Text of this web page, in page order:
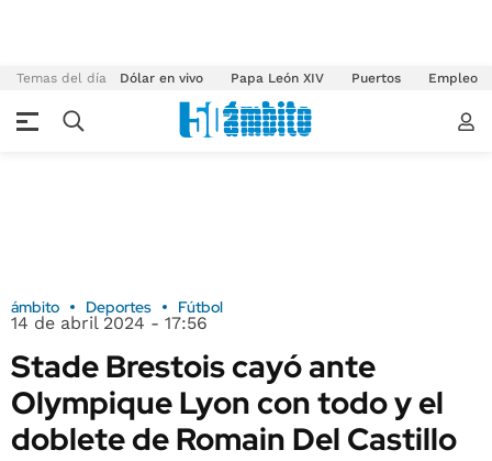
Temas del día Dólar en vivo Papa León XIV Puertos Empleo
ámbito Deportes Fútbol
14 de abril 2024 - 17:56
Stade Brestois cayó ante
Olympique Lyon con todo y el
doblete de Romain Del Castillo